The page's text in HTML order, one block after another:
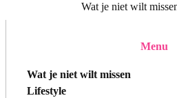
Wat je niet wilt
Menu
Wat je niet wilt missen
Lifestyle